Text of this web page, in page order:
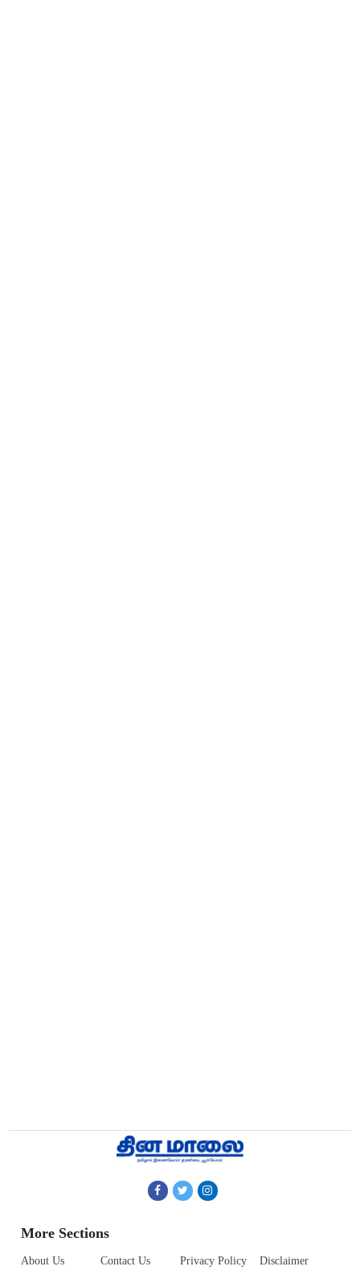
More Sections
About Us Contact Us Privacy Policy Disclaimer